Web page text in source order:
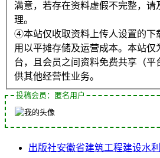
满意，若存在资料虚假不完整，请
理。
④本站仅收取资料上传人设置的下
用以平摊存储及运营成本。本站仅
台，且会员之间资料免费共享（平
供其他经营性业务。
投稿会员：匿名用户
出版社安徽省建筑工程建设水